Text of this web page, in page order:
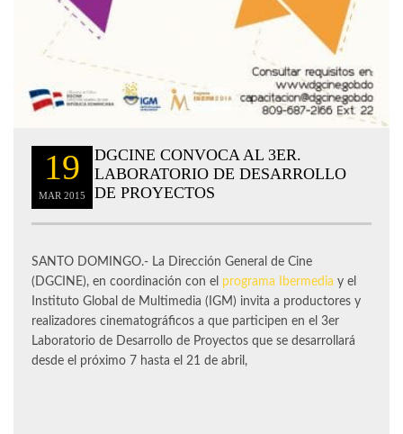
19
MAR 2015
DGCINE CONVOCA AL 3ER.
LABORATORIO DE DESARROLLO
DE PROYECTOS
SANTO DOMINGO.- La Dirección General de Cine
(DGCINE), en coordinación con el programa Ibermedia y el
Instituto Global de Multimedia (IGM) invita a productores y
realizadores cinematográficos a que participen en el 3er
Laboratorio de Desarrollo de Proyectos que se desarrollará
desde el próximo 7 hasta el 21 de abril,